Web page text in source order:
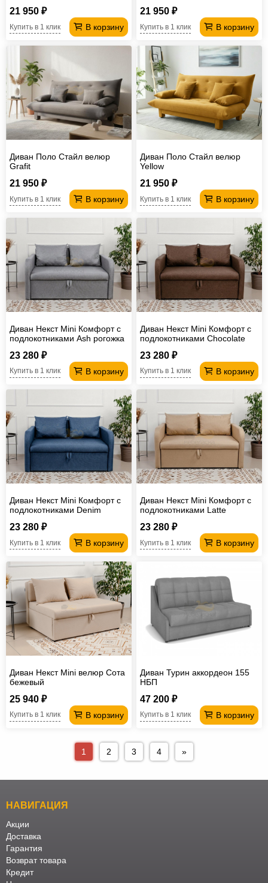
21 950 ₽
В корзину
Купить в 1 клик
21 950 ₽
В корзину
Купить в 1 клик
Диван Поло Стайл велюр
Grafit
21 950 ₽
В корзину
Купить в 1 клик
Диван Поло Стайл велюр
Yellow
21 950 ₽
В корзину
Купить в 1 клик
Диван Некст Mini Комфорт с
подлокотниками Ash рогожка
23 280 ₽
В корзину
Купить в 1 клик
Диван Некст Mini Комфорт с
подлокотниками Chocolate
23 280 ₽
В корзину
Купить в 1 клик
Диван Некст Mini Комфорт с
подлокотниками Denim
23 280 ₽
В корзину
Купить в 1 клик
Диван Некст Mini Комфорт с
подлокотниками Latte
23 280 ₽
В корзину
Купить в 1 клик
Диван Некст Mini велюр Сота
бежевый
25 940 ₽
В корзину
Купить в 1 клик
Диван Турин аккордеон 155
НБП
47 200 ₽
В корзину
Купить в 1 клик
1 2 3 4 »
НАВИГАЦИЯ
Акции
Доставка
Гарантия
Возврат товара
Кредит